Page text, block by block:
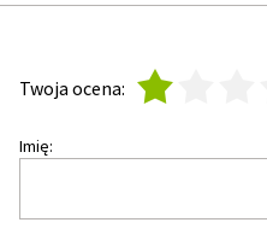
Twoja ocena:
Imię: